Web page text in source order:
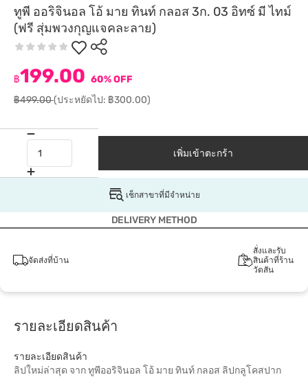
ทูพี ออริจินอล โอ้ มาย ทินท์ กลอส 3ก. 03 อิทซ์ มี ไทม์
(ฟรี สุ่มพวงกุญแจคละลาย)
฿199.00 60% OFF
฿499.00(ประหยัดไป: ฿300.00)
เพิ่มเข้าตะกร้า
เช็กสาขาที่มีจำหน่าย
DELIVERY METHOD
จัดส่งที่บ้าน
สั่งและรับ
สินค้าที่ร้าน
วัตสัน
รายละเอียดสินค้า
รายละเอียดสินค้า
ลิปใหม่ล่าสุด จาก ทูพีออริจินอล โอ้ มาย ทินท์ กลอส ลิปกลูโคสปาก